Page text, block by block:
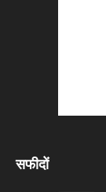
सफीदों